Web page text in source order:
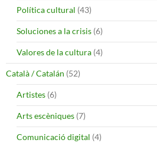
Política cultural (43)
Soluciones a la crisis (6)
Valores de la cultura (4)
Català / Catalán (52)
Artistes (6)
Arts escèniques (7)
Comunicació digital (4)